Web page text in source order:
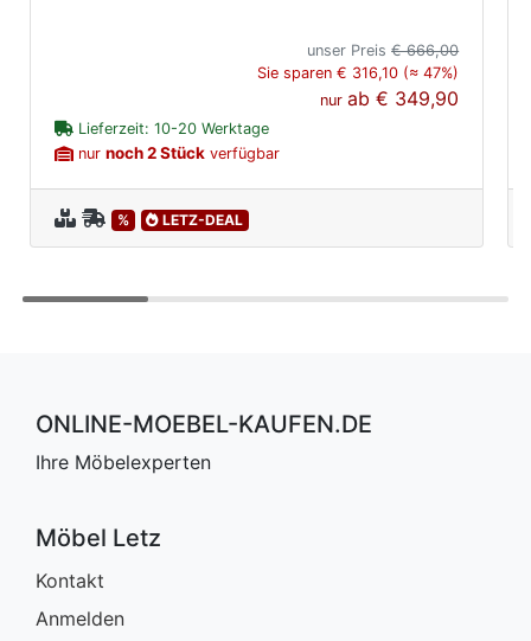
unser Preis€ 666,00
Sie sparen € 316,10 (≈ 47%)
nurab€ 349,90
Lieferzeit: 10-20 Werktage
nur noch 2 Stück verfügbar
% LETZ-DEAL
ONLINE-MOEBEL-KAUFEN.DE
Ihre Möbelexperten
Möbel Letz
Kontakt
Anmelden